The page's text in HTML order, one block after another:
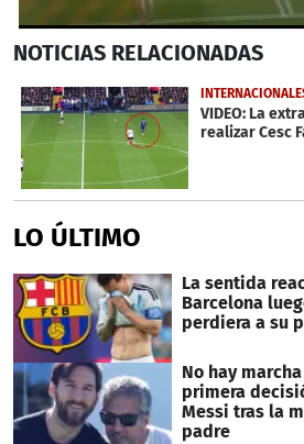
seconds
1
minute,
19
seconds
NOTICIAS RELACIONADAS
VIDEO: La
realizar Cesc
LO ÚLTIMO
La sentida
Barcelona
perdiera a su
No hay
primera
Messi tras la
padre